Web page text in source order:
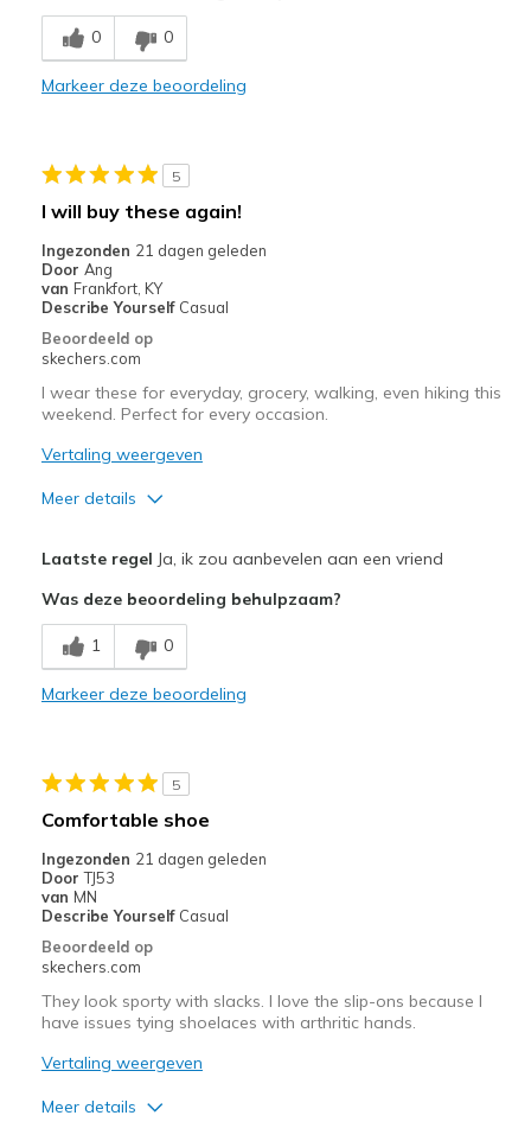
Correspond bien à la photo
Design séduisant
Beste toepassingen
Quotidien
Largeur
Bonne largeur
Chaussures
0 0
Markeer deze beoordeling
5
I will buy these again!
Ingezonden 21 dagen geleden
Door Ang
van Frankfort, KY
Describe Yourself Casual
Beoordeeld op
skechers.com
I wear these for everyday, grocery, walking, even hiking this
weekend. Perfect for every occasion.
Vertaling weergeven
Meer details
Breathe Well
Comfortable
Casual Wear
Width
Sizing
Feels true to size
View On Shoes
Laatste regel Ja, ik zou aanbevelen aan een vriend
Was deze beoordeling behulpzaam?
1 0
Markeer deze beoordeling
5
Comfortable shoe
Ingezonden 21 dagen geleden
Door TJ53
van MN
Describe Yourself Casual
Beoordeeld op
skechers.com
They look sporty with slacks. I love the slip-ons because I
have issues tying shoelaces with arthritic hands.
Vertaling weergeven
Meer details